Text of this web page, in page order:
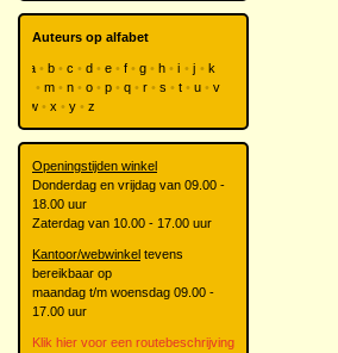
Auteurs op alfabet
a b c d e f g h i j
k
m n o p q r s t u
v
w
x y z
Openingstijden winkel
Donderdag en vrijdag van 09.00 -
18.00 uur
Zaterdag van 10.00 - 17.00 uur
Kantoor/webwinkel tevens
bereikbaar op
maandag t/m woensdag 09.00 -
17.00 uur
Klik hier voor een routebeschrijving